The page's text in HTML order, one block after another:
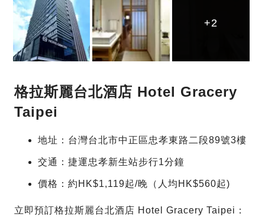
+2
+2
+2
格拉斯麗台北酒店 Hotel Gracery
Taipei
地址：台灣台北市中正區忠孝東路二段89號3樓
交通：捷運忠孝新生站步行1分鐘
價格：約HK$1,119起/晚（人均HK$560起)
立即預訂格拉斯麗台北酒店 Hotel Gracery Taipei：